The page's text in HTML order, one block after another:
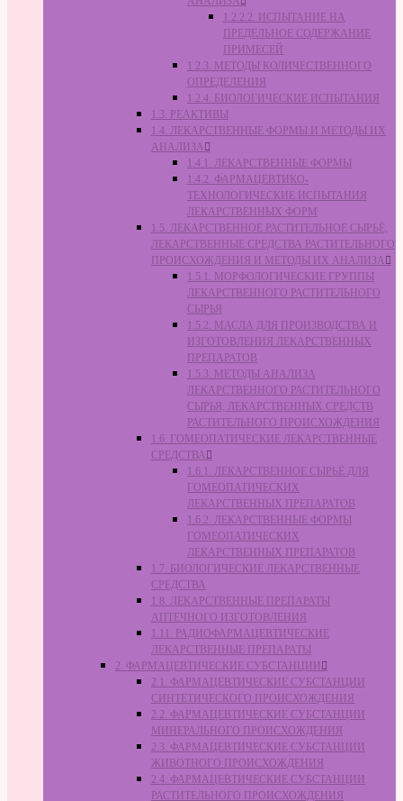
1.2.2.2. ИСПЫТАНИЕ НА
ПРЕДЕЛЬНОЕ СОДЕРЖАНИЕ
ПРИМЕСЕЙ
1.2.3. МЕТОДЫ КОЛИЧЕСТВЕННОГО
ОПРЕДЕЛЕНИЯ
1.2.4. БИОЛОГИЧЕСКИЕ ИСПЫТАНИЯ
1.3. РЕАКТИВЫ
1.4. ЛЕКАРСТВЕННЫЕ ФОРМЫ И МЕТОДЫ ИХ
АНАЛИЗА
1.4.1. ЛЕКАРСТВЕННЫЕ ФОРМЫ
1.4.2. ФАРМАЦЕВТИКО-
ТЕХНОЛОГИЧЕСКИЕ ИСПЫТАНИЯ
ЛЕКАРСТВЕННЫХ ФОРМ
1.5. ЛЕКАРСТВЕННОЕ РАСТИТЕЛЬНОЕ СЫРЬЁ,
ЛЕКАРСТВЕННЫЕ СРЕДСТВА РАСТИТЕЛЬНОГО
ПРОИСХОЖДЕНИЯ И МЕТОДЫ ИХ АНАЛИЗА
1.5.1. МОРФОЛОГИЧЕСКИЕ ГРУППЫ
ЛЕКАРСТВЕННОГО РАСТИТЕЛЬНОГО
СЫРЬЯ
1.5.2. МАСЛА ДЛЯ ПРОИЗВОДСТВА И
ИЗГОТОВЛЕНИЯ ЛЕКАРСТВЕННЫХ
ПРЕПАРАТОВ
1.5.3. МЕТОДЫ АНАЛИЗА
ЛЕКАРСТВЕННОГО РАСТИТЕЛЬНОГО
СЫРЬЯ, ЛЕКАРСТВЕННЫХ СРЕДСТВ
РАСТИТЕЛЬНОГО ПРОИСХОЖДЕНИЯ
1.6. ГОМЕОПАТИЧЕСКИЕ ЛЕКАРСТВЕННЫЕ
СРЕДСТВА
1.6.1. ЛЕКАРСТВЕННОЕ СЫРЬЁ ДЛЯ
ГОМЕОПАТИЧЕСКИХ
ЛЕКАРСТВЕННЫХ ПРЕПАРАТОВ
1.6.2. ЛЕКАРСТВЕННЫЕ ФОРМЫ
ГОМЕОПАТИЧЕСКИХ
ЛЕКАРСТВЕННЫХ ПРЕПАРАТОВ
1.7. БИОЛОГИЧЕСКИЕ ЛЕКАРСТВЕННЫЕ
СРЕДСТВА
1.8. ЛЕКАРСТВЕННЫЕ ПРЕПАРАТЫ
АПТЕЧНОГО ИЗГОТОВЛЕНИЯ
1.11. РАДИОФАРМАЦЕВТИЧЕСКИЕ
ЛЕКАРСТВЕННЫЕ ПРЕПАРАТЫ
2. ФАРМАЦЕВТИЧЕСКИЕ СУБСТАНЦИИ
2.1. ФАРМАЦЕВТИЧЕСКИЕ СУБСТАНЦИИ
СИНТЕТИЧЕСКОГО ПРОИСХОЖДЕНИЯ
2.2. ФАРМАЦЕВТИЧЕСКИЕ СУБСТАНЦИИ
МИНЕРАЛЬНОГО ПРОИСХОЖДЕНИЯ
2.3. ФАРМАЦЕВТИЧЕСКИЕ СУБСТАНЦИИ
ЖИВОТНОГО ПРОИСХОЖДЕНИЯ
2.4. ФАРМАЦЕВТИЧЕСКИЕ СУБСТАНЦИИ
РАСТИТЕЛЬНОГО ПРОИСХОЖДЕНИЯ